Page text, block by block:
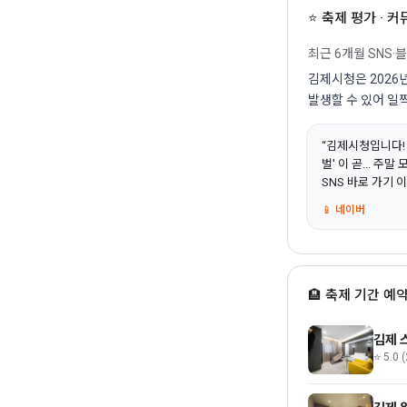
⭐ 축제 평가 · 커
최근 6개월 SNS·
김제시청은 2026
발생할 수 있어 일
“김제시청입니
벌' 이 곧... 주말
SNS 바로 가기
📱 네이버
🏨 축제 기간 예
김제
⭐ 5.0